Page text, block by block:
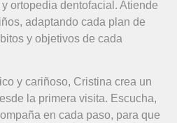
ortopedia dentofacial. Atiende
adaptando cada plan de
y objetivos de cada
y cariñoso, Cristina crea un
la primera visita. Escucha,
en cada paso, para que